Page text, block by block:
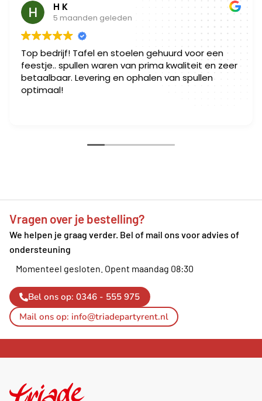
H K
5 maanden geleden
Top bedrijf! Tafel en stoelen gehuurd voor een
feestje.. spullen waren van prima kwaliteit en zeer
betaalbaar. Levering en ophalen van spullen
optimaal!
Vragen over je bestelling?
We helpen je graag verder. Bel of mail ons voor advies of
ondersteuning
Momenteel gesloten. Opent maandag 08:30
Bel ons op: 0346 - 555 975
Mail ons op: info@triadepartyrent.nl